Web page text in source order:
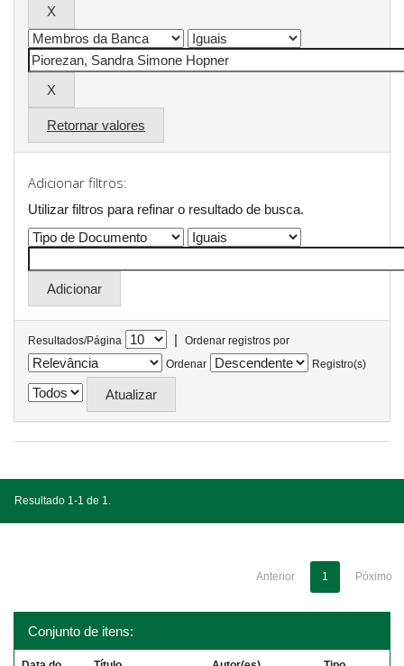
Retornar valores
Adicionar filtros:
Utilizar filtros para refinar o resultado de busca.
Resultados/Página |
Ordenar registros por
Ordenar
Registro(s)
Resultado 1-1 de 1.
Anterior 1 Póximo
Conjunto de itens: